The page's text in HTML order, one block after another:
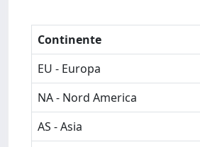
Continente
EU - Europa
NA - Nord America
AS - Asia